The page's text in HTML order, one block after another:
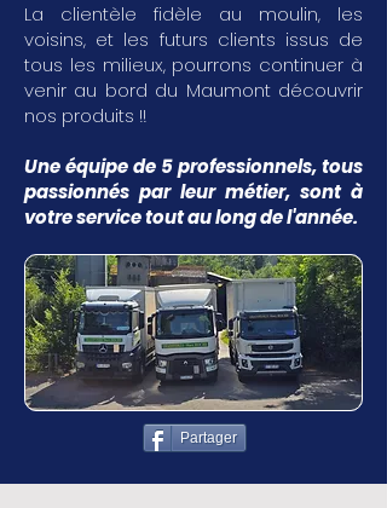
La clientèle fidèle au moulin, les
voisins, et les futurs clients issus de
tous les milieux, pourrons continuer à
venir au bord du Maumont découvrir
nos produits !!
Une équipe de 5 professionnels, tous
passionnés par leur métier, sont à
votre service tout au long de l'année.
Partager